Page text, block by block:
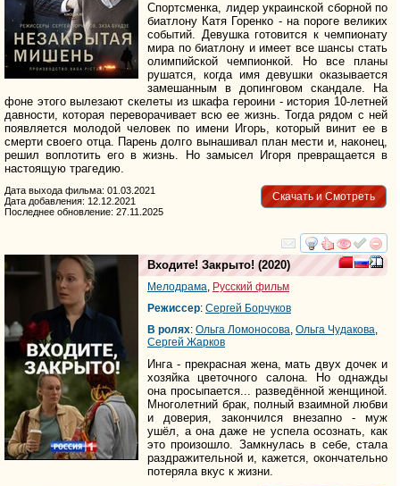
Спортсменка, лидер украинской сборной по
биатлону Катя Горенко - на пороге великих
событий. Девушка готовится к чемпионату
мира по биатлону и имеет все шансы стать
олимпийской чемпионкой. Но все планы
рушатся, когда имя девушки оказывается
замешанным в допинговом скандале. На
фоне этого вылезают скелеты из шкафа героини - история 10-летней
давности, которая переворачивает всю ее жизнь. Тогда рядом с ней
появляется молодой человек по имени Игорь, который винит ее в
смерти своего отца. Парень долго вынашивал план мести и, наконец,
решил воплотить его в жизнь. Но замысел Игоря превращается в
настоящую трагедию.
Скачать и Смотреть
Дата выхода фильма: 01.03.2021
Дата добавления: 12.12.2021
Последнее обновление: 27.11.2025
смотреть
Входите! Закрыто! (2020)
Мелодрама, Русский фильм
Режиссер: Сергей Борчуков
В ролях: Ольга Ломоносова, Ольга Чудакова,
Сергей Жарков
Инга - прекрасная жена, мать двух дочек и
хозяйка цветочного салона. Но однажды
она просыпается... разведённой женщиной.
Многолетний брак, полный взаимной любви
и доверия, закончился внезапно - муж
ушёл, а она даже не успела осознать, как
это произошло. Замкнулась в себе, стала
раздражительной и, кажется, окончательно
потеряла вкус к жизни.